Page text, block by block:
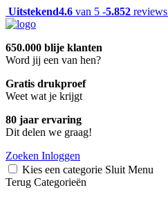
Uitstekend4.6 van 5 -5.852 reviews
650.000 blije klanten
Word jij een van hen?
Gratis drukproef
Weet wat je krijgt
80 jaar ervaring
Dit delen we graag!
Zoeken Inloggen
Kies een categorie Sluit Menu
Terug Categorieën